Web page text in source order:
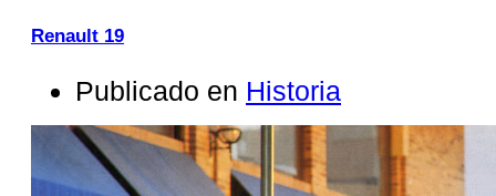
Renault 19
Publicado en Historia